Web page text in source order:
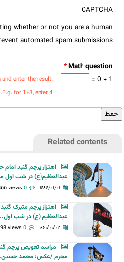
CAPTCHA
whether or not you are a human
automated spam submissions.
*
1 + 0 =
enter the result.
E.g. for 1+3, enter 4.
Related contents
اهتزار پرچم گنبد
عبدالعظیم(ع) در شب اول
١٤٤٤/٠١/٠١ 0 comments
views
اهتزاز پرچم متبرک
عبدالعظیم (ع) در شب
١٤٤١/٠١/٠٢ 0 comments
views
مراسم تعویض پرچم
محرم /عکس: محمد